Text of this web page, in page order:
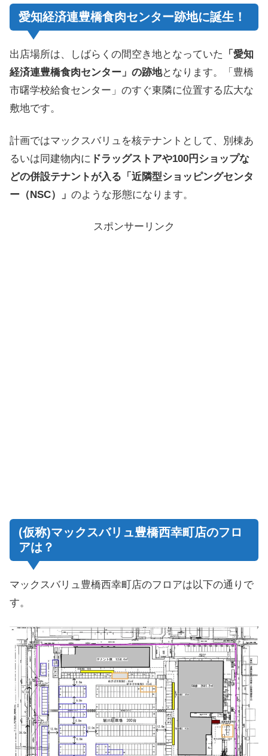
愛知経済連豊橋食肉センター跡地に誕生！
出店場所は、しばらくの間空き地となっていた
「愛知
経済連豊橋食肉センター」の跡地となります。「豊橋
市曙学校給食センター」のすぐ東隣に位置する広大な
敷地です。
計画ではマックスバリュを核テナントとして、別棟あ
るいは同建物内に ドラッグストアや100円ショップな
どの併設テナントが入る「近隣型ショッピングセンタ
ー（NSC）」 のような形態になります。
スポンサーリンク
(仮称)マックスバリュ豊橋西幸町店のフロ
アは？
マックスバリュ豊橋西幸町店のフロアは以下の通りで
す。